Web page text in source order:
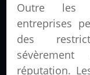
Outre les
entreprises
des
réputation.